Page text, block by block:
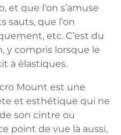
et que l’on s’amuse
sauts, que l’on
etc. C’est du
y compris lorsque le
à élastiques.
Mount est une
et esthétique qui ne
son cintre ou
point de vue là aussi,